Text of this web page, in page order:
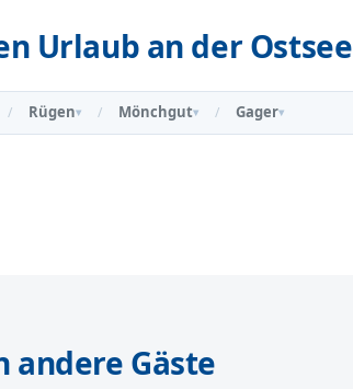
andere Gäste
Urlaub an der Ostsee
/ Rügen▾ / Mönchgut▾ / Gager▾